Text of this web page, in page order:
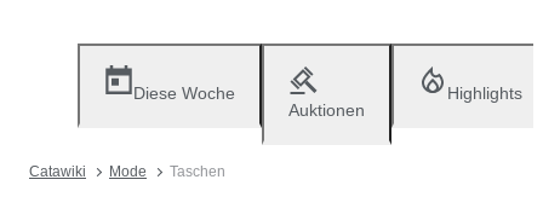
Diese Woche
Auktionen
Highlights
Catawiki Mode Taschen